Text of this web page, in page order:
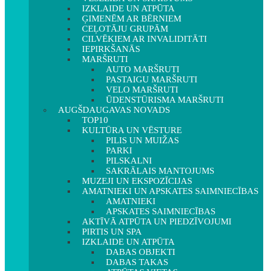
IZKLAIDE UN ATPŪTA
ĢIMENĒM AR BĒRNIEM
CEĻOTĀJU GRUPĀM
CILVĒKIEM AR INVALIDITĀTI
IEPIRKŠANĀS
MARŠRUTI
AUTO MARŠRUTI
PASTAIGU MARŠRUTI
VELO MARŠRUTI
ŪDENSTŪRISMA MARŠRUTI
AUGŠDAUGAVAS NOVADS
TOP10
KULTŪRA UN VĒSTURE
PILIS UN MUIŽAS
PARKI
PILSKALNI
SAKRĀLAIS MANTOJUMS
MUZEJI UN EKSPOZĪCIJAS
AMATNIEKI UN APSKATES SAIMNIECĪBAS
AMATNIEKI
APSKATES SAIMNIECĪBAS
AKTĪVĀ ATPŪTA UN PIEDZĪVOJUMI
PIRTIS UN SPA
IZKLAIDE UN ATPŪTA
DABAS OBJEKTI
DABAS TAKAS